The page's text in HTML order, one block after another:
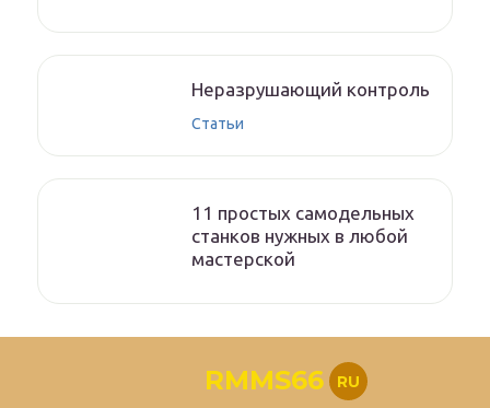
Неразрушающий контроль
Статьи
11 простых самодельных
станков нужных в любой
мастерской
RMMS66 RU